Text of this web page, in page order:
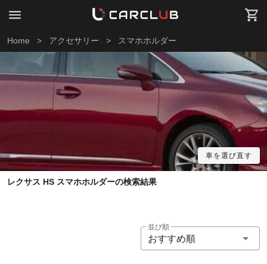
Home > アクセサリー > スマホホルダー
車を選び直す
レクサス HS スマホホルダーの検索結果
並び順
おすすめ順